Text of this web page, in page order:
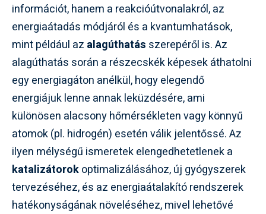
információt, hanem a reakcióútvonalakról, az
energiaátadás módjáról és a kvantumhatások,
mint például az alagúthatás szerepéről is. Az
alagúthatás során a részecskék képesek áthatolni
egy energiagáton anélkül, hogy elegendő
energiájuk lenne annak leküzdésére, ami
különösen alacsony hőmérsékleten vagy könnyű
atomok (pl. hidrogén) esetén válik jelentőssé. Az
ilyen mélységű ismeretek elengedhetetlenek a
katalizátorokoptimalizálásához, új gyógyszerek
tervezéséhez, és az energiaátalakító rendszerek
hatékonyságának növeléséhez, mivel lehetővé